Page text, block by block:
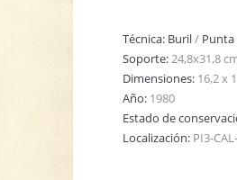
Técnica: Buril/ Punta
Soporte:24,8x31,8
Dimensiones: 16,2 x
Año: 1980
Estado de
Localización: PI3-